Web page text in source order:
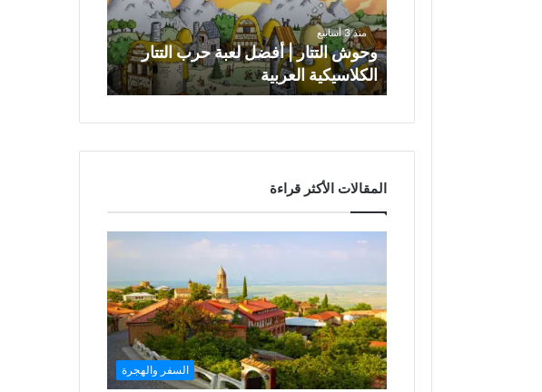
ت
ت
ا
ر
|
ض
ل
ع
ب
ر
ب
ا
ل
ت
ت
منذ 3 أسابيع
وحوش التتار | أفضل لعبة حرب التتار
الكلاسيكية العربية
المقالات الأكثر قراءة
السفر والهجرة